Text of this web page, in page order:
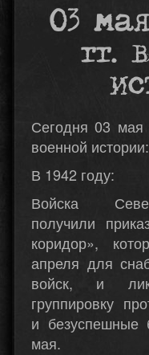
03
гг.
Сегодня 03
военной истории:
В 1942 году:
Войска
получили
коридор»,
апреля для
войск, и
группировку
и безуспешные
мая.